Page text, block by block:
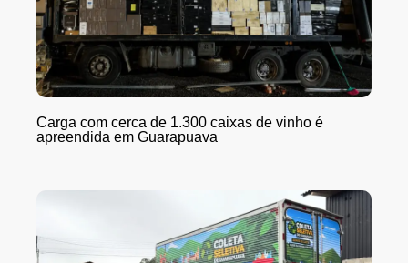
Carga com cerca de 1.300 caixas de vinho é
apreendida em Guarapuava